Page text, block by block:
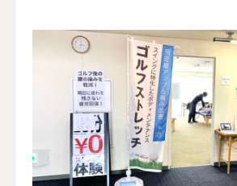
一般お客様向け
当店について